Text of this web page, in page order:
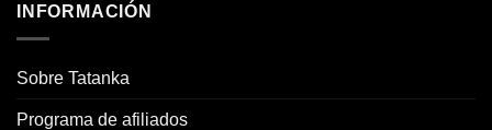
INFORMACIÓN
Sobre Tatanka
Programa de afiliados